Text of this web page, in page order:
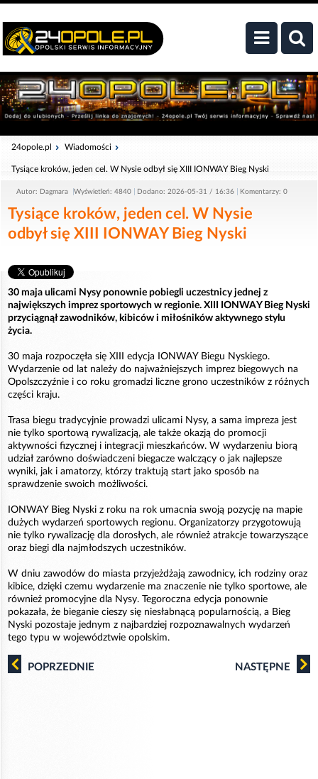
24opole.pl Wiadomości
Tysiące kroków, jeden cel. W Nysie odbył się XIII IONWAY Bieg Nyski
Autor: Dagmara Wyświetleń: 4840 Dodano: 2026-05-31 / 16:36 Komentarzy: 0
Tysiące kroków, jeden cel. W Nysie
odbył się XIII IONWAY Bieg Nyski
30 maja ulicami Nysy ponownie pobiegli uczestnicy jednej z
największych imprez sportowych w regionie. XIII IONWAY Bieg Nyski
przyciągnął zawodników, kibiców i miłośników aktywnego stylu
życia.
30 maja rozpoczęła się XIII edycja IONWAY Biegu Nyskiego.
Wydarzenie od lat należy do najważniejszych imprez biegowych na
Opolszczyźnie i co roku gromadzi liczne grono uczestników z różnych
części kraju.
Trasa biegu tradycyjnie prowadzi ulicami Nysy, a sama impreza jest
nie tylko sportową rywalizacją, ale także okazją do promocji
aktywności fizycznej i integracji mieszkańców. W wydarzeniu biorą
udział zarówno doświadczeni biegacze walczący o jak najlepsze
wyniki, jak i amatorzy, którzy traktują start jako sposób na
sprawdzenie swoich możliwości.
IONWAY Bieg Nyski z roku na rok umacnia swoją pozycję na mapie
dużych wydarzeń sportowych regionu. Organizatorzy przygotowują
nie tylko rywalizację dla dorosłych, ale również atrakcje towarzyszące
oraz biegi dla najmłodszych uczestników.
W dniu zawodów do miasta przyjeżdżają zawodnicy, ich rodziny oraz
kibice, dzięki czemu wydarzenie ma znaczenie nie tylko sportowe, ale
również promocyjne dla Nysy. Tegoroczna edycja ponownie
pokazała, że bieganie cieszy się niesłabnącą popularnością, a Bieg
Nyski pozostaje jednym z najbardziej rozpoznawalnych wydarzeń
tego typu w województwie opolskim.
POPRZEDNIE NASTĘPNE